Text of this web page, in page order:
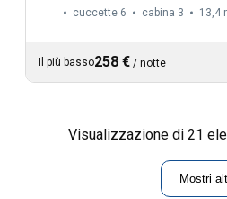
cuccette 6 cabina 3 13,4
Il più basso258 € / notte
Visualizzazione di 21
Mostri